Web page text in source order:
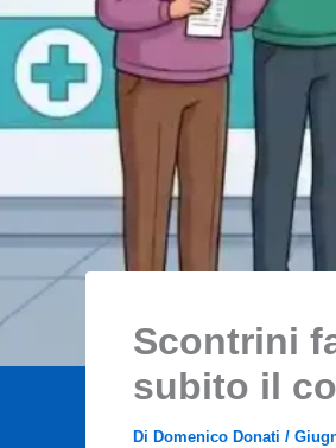
Scontrini
subito il
Di Domenico Donati /